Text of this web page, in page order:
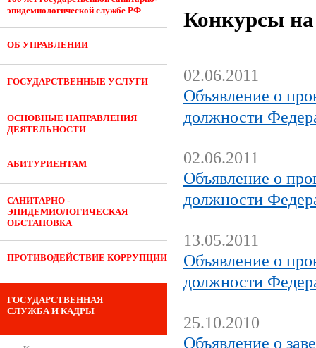
эпидемиологической службе РФ
ОБ УПРАВЛЕНИИ
ГОСУДАРСТВЕННЫЕ УСЛУГИ
ОСНОВНЫЕ НАПРАВЛЕНИЯ
ДЕЯТЕЛЬНОСТИ
АБИТУРИЕНТАМ
САНИТАРНО -
ЭПИДЕМИОЛОГИЧЕСКАЯ
ОБСТАНОВКА
ПРОТИВОДЕЙСТВИЕ КОРРУПЦИИ
ГОСУДАРСТВЕННАЯ
СЛУЖБА И КАДРЫ
Конкурсы
02.06.2011
Объявление о
должности
02.06.2011
Объявление о
должности
13.05.2011
Объявление о
должности
25.10.2010
Объявление о